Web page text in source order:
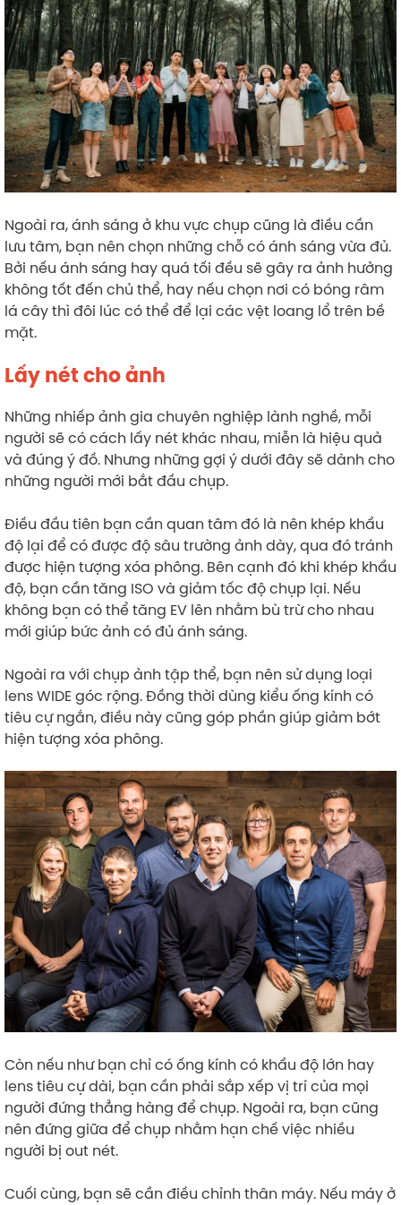
Ngoài ra, ánh sáng ở khu vực chụp cũng là điều cần
lưu tâm, bạn nên chọn những chỗ có ánh sáng vừa đủ.
Bởi nếu ánh sáng hay quá tối đều sẽ gây ra ảnh hưởng
không tốt đến chủ thể, hay nếu chọn nơi có bóng râm
lá cây thì đôi lúc có thể để lại các vệt loang lổ trên bề
mặt.
Lấy nét cho ảnh
Những nhiếp ảnh gia chuyên nghiệp lành nghề, mỗi
người sẽ có cách lấy nét khác nhau, miễn là hiệu quả
và đúng ý đồ. Nhưng những gợi ý dưới đây sẽ dành cho
những người mới bắt đầu chụp.
Điều đầu tiên bạn cần quan tâm đó là nên khép khẩu
độ lại để có được độ sâu trường ảnh dày, qua đó tránh
được hiện tượng xóa phông. Bên cạnh đó khi khép khẩu
độ, bạn cần tăng ISO và giảm tốc độ chụp lại. Nếu
không bạn có thể tăng EV lên nhằm bù trừ cho nhau
mới giúp bức ảnh có đủ ánh sáng.
Ngoài ra với chụp ảnh tập thể, bạn nên sử dụng loại
lens WIDE góc rộng. Đồng thời dùng kiểu ống kính có
tiêu cự ngắn, điều này cũng góp phần giúp giảm bớt
hiện tượng xóa phông.
Còn nếu như bạn chỉ có ống kính có khẩu độ lớn hay
lens tiêu cự dài, bạn cần phải sắp xếp vị trí của mọi
người đứng thẳng hàng để chụp. Ngoài ra, bạn cũng
nên đứng giữa để chụp nhằm hạn chế việc nhiều
người bị out nét.
Cuối cùng, bạn sẽ cần điều chỉnh thân máy. Nếu máy ở